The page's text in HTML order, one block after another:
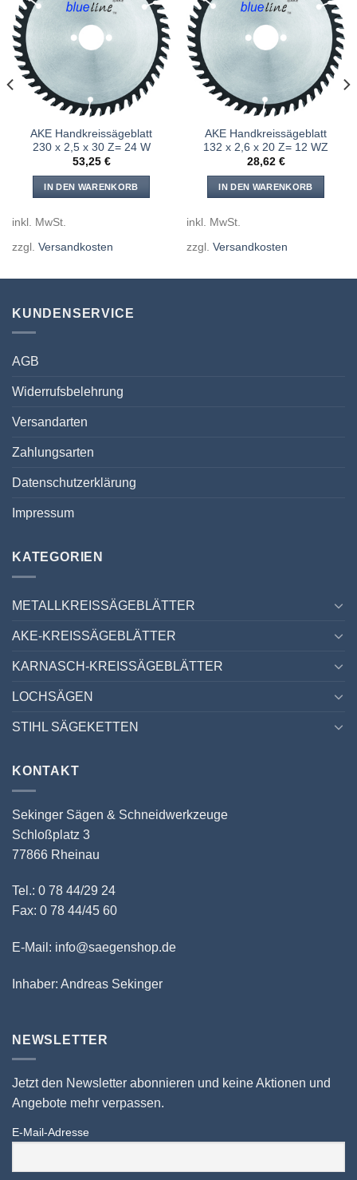
hinzufügen
AKE Handkreissägeblatt
230 x 2,5 x 30 Z= 24 W
53,25 €
IN DEN WARENKORB
inkl. MwSt.
zzgl. Versandkosten
hinzufügen
AKE Handkreissägeblatt
132 x 2,6 x 20 Z= 12 WZ
28,62 €
IN DEN WARENKORB
inkl. MwSt.
zzgl. Versandkosten
KUNDENSERVICE
AGB
Widerrufsbelehrung
Versandarten
Zahlungsarten
Datenschutzerklärung
Impressum
KATEGORIEN
METALLKREISSÄGEBLÄTTER
AKE-KREISSÄGEBLÄTTER
KARNASCH-KREISSÄGEBLÄTTER
LOCHSÄGEN
STIHL SÄGEKETTEN
KONTAKT
Sekinger Sägen & Schneidwerkzeuge
Schloßplatz 3
77866 Rheinau
Tel.: 0 78 44/29 24
Fax: 0 78 44/45 60
E-Mail: info@saegenshop.de
Inhaber: Andreas Sekinger
NEWSLETTER
Jetzt den Newsletter abonnieren und keine Aktionen und
Angebote mehr verpassen.
E-Mail-Adresse